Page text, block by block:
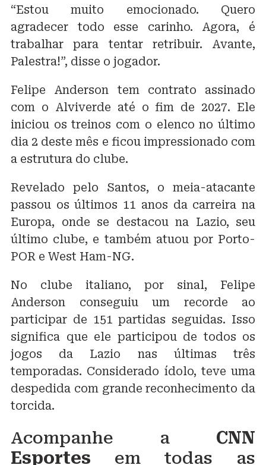
“Estou muito emocionado. Quero
agradecer todo esse carinho. Agora, é
trabalhar para tentar retribuir. Avante,
Palestra!”, disse o jogador.
Felipe Anderson tem contrato assinado
com o Alviverde até o fim de 2027. Ele
iniciou os treinos com o elenco no último
dia 2 deste mês e ficou impressionado com
a estrutura do clube.
Revelado pelo Santos, o meia-atacante
passou os últimos 11 anos da carreira na
Europa, onde se destacou na Lazio, seu
último clube, e também atuou por Porto-
POR e West Ham-NG.
No clube italiano, por sinal, Felipe
Anderson conseguiu um recorde ao
participar de 151 partidas seguidas. Isso
significa que ele participou de todos os
jogos da Lazio nas últimas três
temporadas. Considerado ídolo, teve uma
despedida com grande reconhecimento da
torcida.
Acompanhe a CNN
Esportes em todas as